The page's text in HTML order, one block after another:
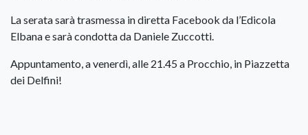
La serata sarà trasmessa in diretta Facebook da l’Edicola
Elbana e sarà condotta da Daniele Zuccotti.
Appuntamento, a venerdì, alle 21.45 a Procchio, in Piazzetta
dei Delfini!